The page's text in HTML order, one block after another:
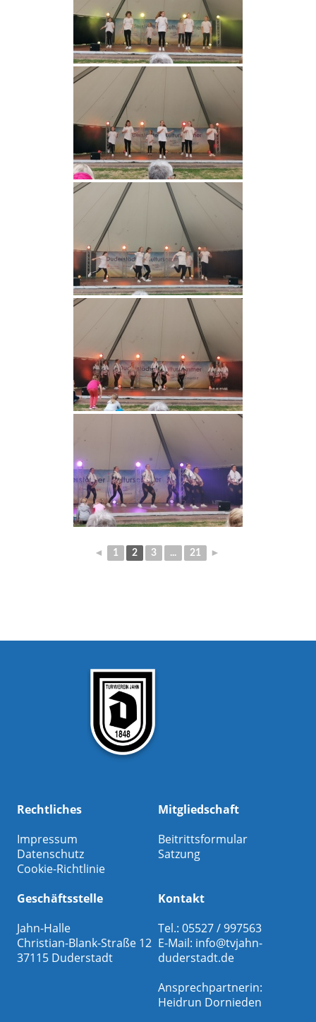
◄ 1 2 3 ... 21 ►
Rechtliches
Impressum
Datenschutz
Cookie-Richtlinie
Mitgliedschaft
Beitrittsformular
Satzung
Geschäftsstelle
Jahn-Halle
Christian-Blank-Straße 12
37115 Duderstadt
Kontakt
Tel.: 05527 / 997563
E-Mail: info@tvjahn-
duderstadt.de
Ansprechpartnerin:
Heidrun Dornieden